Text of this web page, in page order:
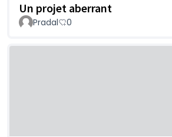
Un projet aberrant
Pradal 0